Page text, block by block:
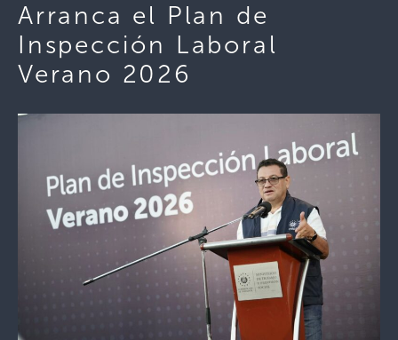
Arranca el Plan de
Inspección Laboral
Verano 2026